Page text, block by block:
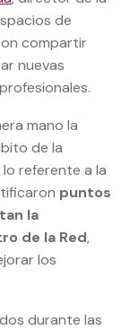
de
compartir
nuevas
mano la
de la
referente a la
puntos
la
de la Red,
los
durante las